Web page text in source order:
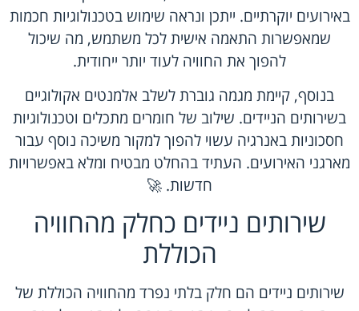
באירועים יוקרתיים. ייתכן ונראה שימוש בטכנולוגיות חכמות
שמאפשרות התאמה אישית לכל משתמש, מה שיכול
להפוך את החוויה לעוד יותר ייחודית.
בנוסף, קיימת מגמה גוברת לשלב אלמנטים אקולוגיים
בשירותים הניידים. שילוב של חומרים מתכלים וטכנולוגיות
חסכוניות באנרגיה עשוי להפוך למקור משיכה נוסף עבור
מארגני האירועים. העתיד בהחלט מבטיח ומלא באפשרויות
חדשות. 🚀
שירותים ניידים כחלק מהחוויה
הכוללת
שירותים ניידים הם חלק בלתי נפרד מהחוויה הכוללת של